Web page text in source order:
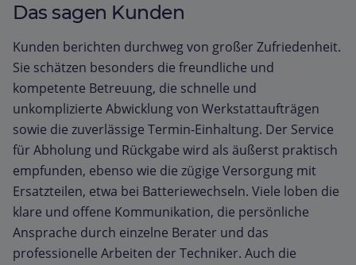
Das sagen Kunden
Kunden berichten durchweg von großer Zufriedenheit.
Sie schätzen besonders die freundliche und
kompetente Betreuung, die schnelle und
unkomplizierte Abwicklung von Werkstattaufträgen
sowie die zuverlässige Termin‑Einhaltung. Der Service
für Abholung und Rückgabe wird als äußerst praktisch
empfunden, ebenso wie die zügige Versorgung mit
Ersatzteilen, etwa bei Batteriewechseln. Viele loben die
klare und offene Kommunikation, die persönliche
Ansprache durch einzelne Berater und das
professionelle Arbeiten der Techniker. Auch die